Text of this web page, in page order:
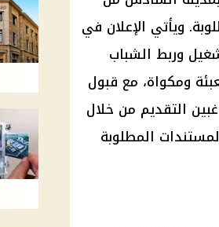
ويأتي الإعلان في
وربط الشباب
ومكواة، مع قبول
التقديم من خلال
المطلوبة